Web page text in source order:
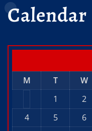
Calendar
M
T W
1
2
4
5 6